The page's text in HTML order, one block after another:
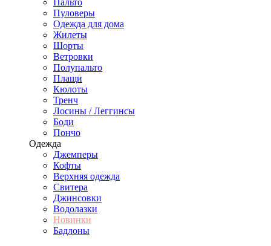
Пуловеры
Одежда для дома
Жилеты
Шорты
Ветровки
Полупальто
Плащи
Кюлоты
Тренч
Лосины / Леггинсы
Боди
Пончо
Одежда
Джемперы
Кофты
Верхняя одежда
Свитера
Джинсовки
Водолазки
Новинки
Бадлоны